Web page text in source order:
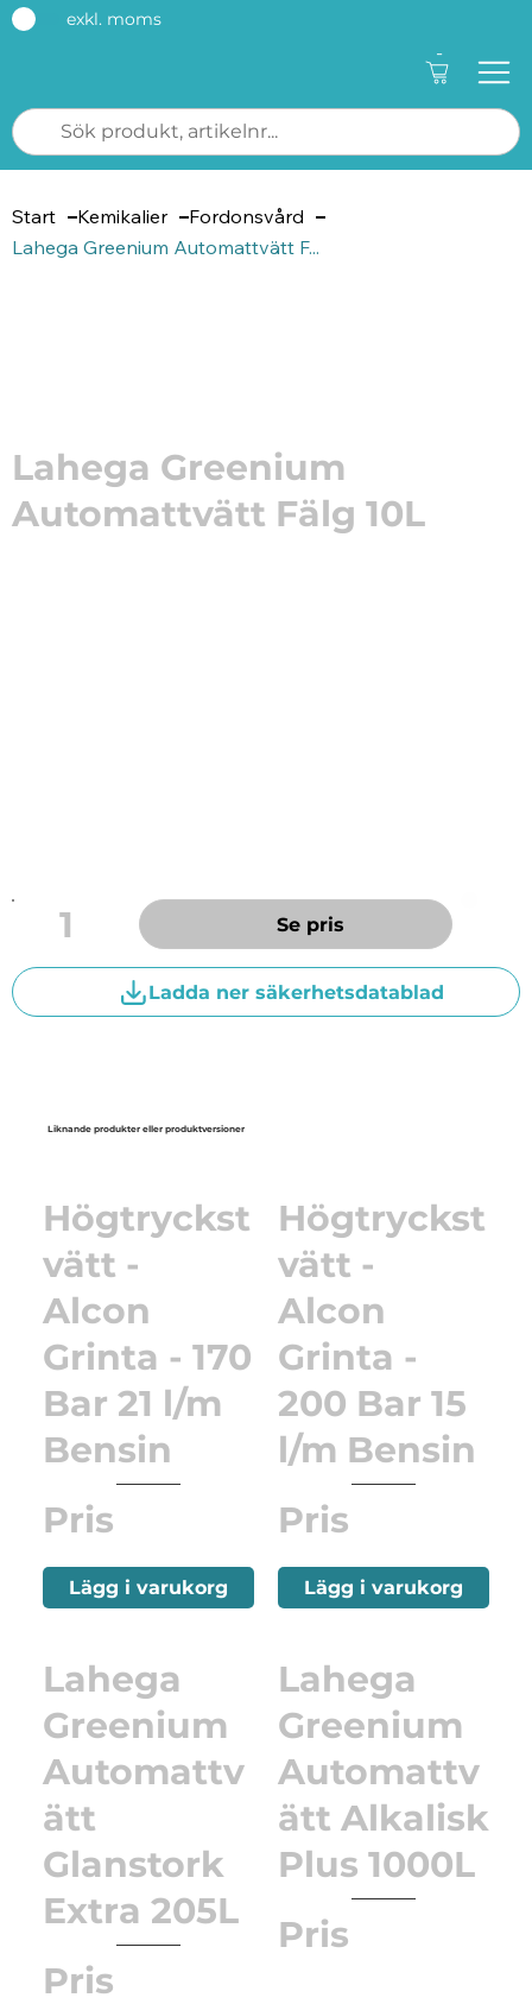
exkl. moms
-
Start Kemikalier
Fordonsvård
Lahega Greenium Automattvätt F...
Lahega Greenium
Automattvätt Fälg 10L
1
Ladda ner säkerhetsdatablad
Se pris
Liknande produkter eller produktversioner
Högtryckst
vätt -
Alcon
Grinta - 170
Bar 21 l/m
Bensin
Pris
Lägg i varukorg
Högtryckst
vätt -
Alcon
Grinta -
200 Bar 15
l/m Bensin
Pris
Lägg i varukorg
Lahega
Greenium
Automattv
ätt
Glanstork
Extra 205L
Pris
Lahega
Greenium
Automattv
ätt Alkalisk
Plus 1000L
Pris